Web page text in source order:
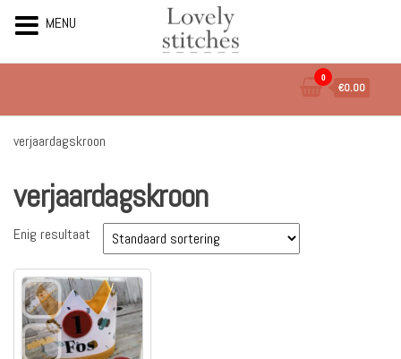
de
inhoud
0
€0.00
verjaardagskroon
verjaardagskroon
Enig resultaat
MENU